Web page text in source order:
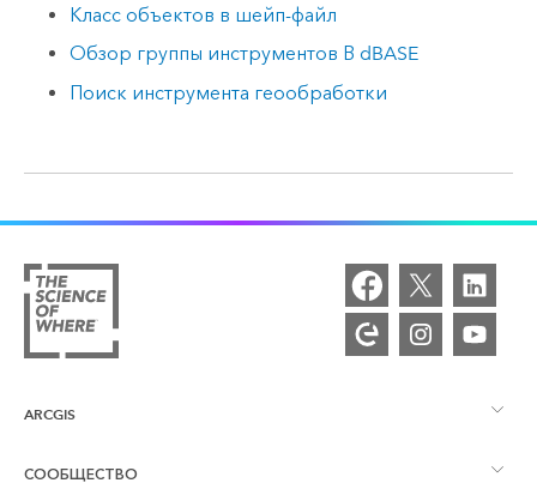
Класс объектов в шейп-файл
Обзор группы инструментов В dBASE
Поиск инструмента геообработки
ARCGIS
Обзор ArcGIS
СООБЩЕСТВО